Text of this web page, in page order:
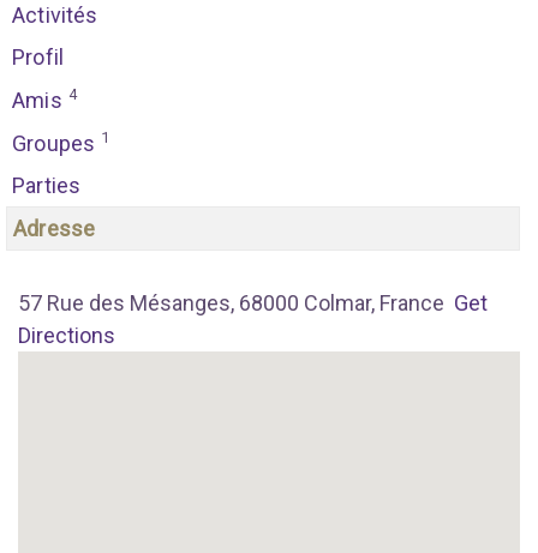
Activités
Profil
Amis 4
Groupes 1
Parties
Adresse
57 Rue des Mésanges, 68000 Colmar, France Get
Directions